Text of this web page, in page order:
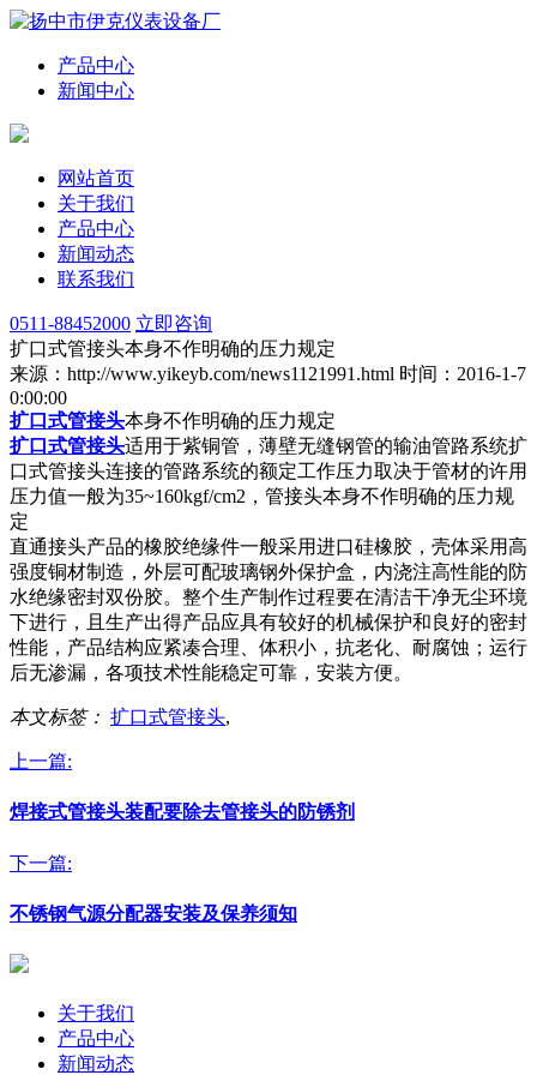
产品中心
新闻中心
网站首页
关于我们
产品中心
新闻动态
联系我们
0511-88452000 立即咨询
扩口式管接头本身不作明确的压力规定
来源：http://www.yikeyb.com/news1121991.html 时间：2016-1-7
0:00:00
扩口式管接头本身不作明确的压力规定
扩口式管接头适用于紫铜管，薄壁无缝钢管的输油管路系统扩
口式管接头连接的管路系统的额定工作压力取决于管材的许用
压力值一般为35~160kgf/cm2，管接头本身不作明确的压力规
定
直通接头产品的橡胶绝缘件一般采用进口硅橡胶，壳体采用高
强度铜材制造，外层可配玻璃钢外保护盒，内浇注高性能的防
水绝缘密封双份胶。整个生产制作过程要在清洁干净无尘环境
下进行，且生产出得产品应具有较好的机械保护和良好的密封
性能，产品结构应紧凑合理、体积小，抗老化、耐腐蚀；运行
后无渗漏，各项技术性能稳定可靠，安装方便。
本文标签： 扩口式管接头,
上一篇:
焊接式管接头装配要除去管接头的防锈剂
下一篇:
不锈钢气源分配器安装及保养须知
关于我们
产品中心
新闻动态